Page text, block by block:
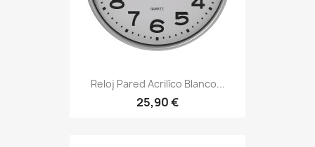
Reloj Pared Acrilíco Blanco...
25,90 €